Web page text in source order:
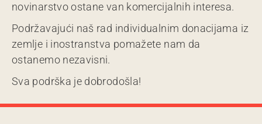
novinarstvo ostane van komercijalnih interesa.
Podržavajući naš rad individualnim donacijama iz
zemlje i inostranstva pomažete nam da
ostanemo nezavisni.
Sva podrška je dobrodošla!